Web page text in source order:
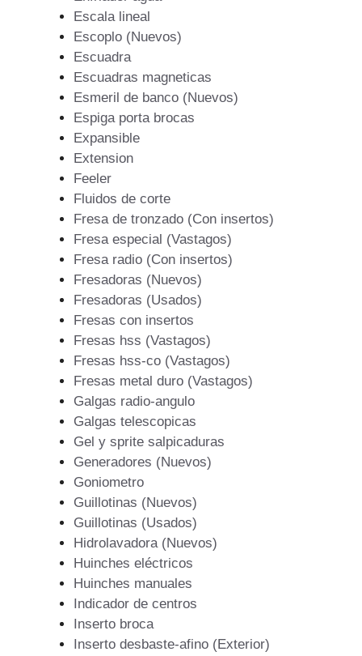
Escala lineal
Escoplo (Nuevos)
Escuadra
Escuadras magneticas
Esmeril de banco (Nuevos)
Espiga porta brocas
Expansible
Extension
Feeler
Fluidos de corte
Fresa de tronzado (Con insertos)
Fresa especial (Vastagos)
Fresa radio (Con insertos)
Fresadoras (Nuevos)
Fresadoras (Usados)
Fresas con insertos
Fresas hss (Vastagos)
Fresas hss-co (Vastagos)
Fresas metal duro (Vastagos)
Galgas radio-angulo
Galgas telescopicas
Gel y sprite salpicaduras
Generadores (Nuevos)
Goniometro
Guillotinas (Nuevos)
Guillotinas (Usados)
Hidrolavadora (Nuevos)
Huinches eléctricos
Huinches manuales
Indicador de centros
Inserto broca
Inserto desbaste-afino (Exterior)